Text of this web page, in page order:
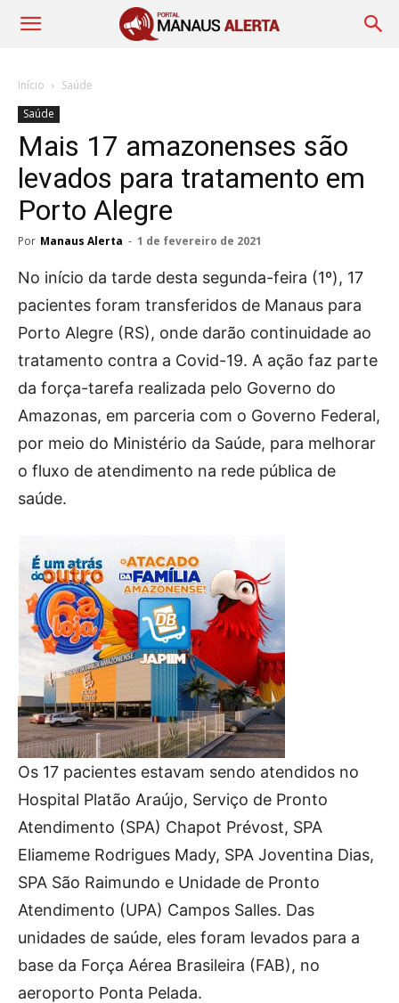
Início
Saúde
Saúde
Mais 17 amazonenses são
levados para tratamento em
Porto Alegre
Por Manaus Alerta - 1 de fevereiro de 2021
No início da tarde desta segunda-feira (1º), 17
pacientes foram transferidos de Manaus para
Porto Alegre (RS), onde darão continuidade ao
tratamento contra a Covid-19. A ação faz parte
da força-tarefa realizada pelo Governo do
Amazonas, em parceria com o Governo Federal,
por meio do Ministério da Saúde, para melhorar
o fluxo de atendimento na rede pública de
saúde.
Os 17 pacientes estavam sendo atendidos no
Hospital Platão Araújo, Serviço de Pronto
Atendimento (SPA) Chapot Prévost, SPA
Eliameme Rodrigues Mady, SPA Joventina Dias,
SPA São Raimundo e Unidade de Pronto
Atendimento (UPA) Campos Salles. Das
unidades de saúde, eles foram levados para a
base da Força Aérea Brasileira (FAB), no
aeroporto Ponta Pelada.